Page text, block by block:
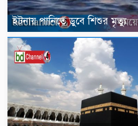
ইটনায় পানিতে ডুবে শিশুর মৃত্যু